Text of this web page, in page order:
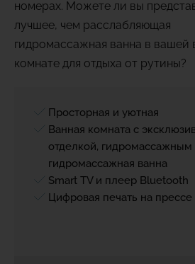
номерах. Можете ли вы
лучшее, чем расслабляющая
гидромассажная ванна в вашей
комнате для отдыха от рутины?
Просторная и уютная
Ванная комната с
отделкой,
гидромассажная ванна
Smart TV и плеер Bluetooth
Цифровая печать на прессе